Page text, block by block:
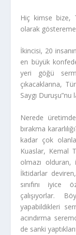
Hiç kimse bize,
olarak
İkincisi, 20
en büyük
yeri göğü
çıkacaklarına,
Saygı Duruşu”nu
Nerede
bırakma
kadar çok
Kuaslar, Kemal
olmazı olduran,
İktidarlar
sınıfını iyice
çalışıyorlar.
yapabildikleri
acındırma
de sanki